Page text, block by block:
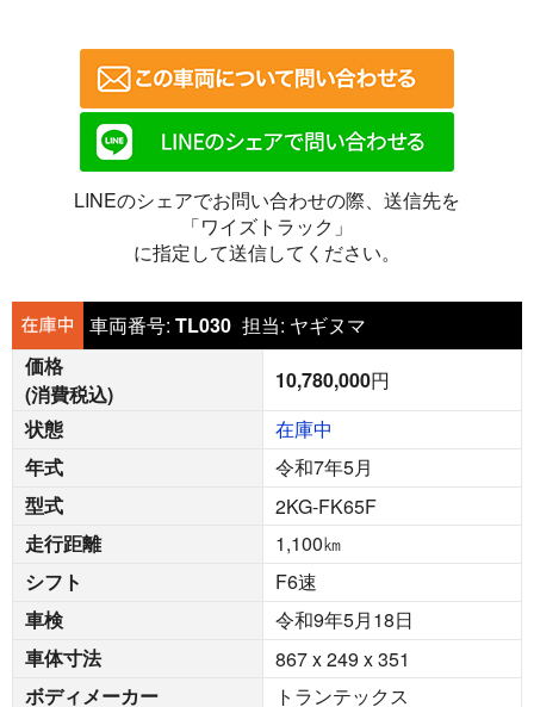
LINEのシェアでお問い合わせの際、送信先を
「ワイズトラック」
に指定して送信してください。
車両番号: TL030 担当: ヤギヌマ
価格
(消費税込)
10,780,000円
状態
在庫中
年式
令和7年5月
型式
2KG-FK65F
走行距離
1,100㎞
シフト
F6速
車検
令和9年5月18日
車体寸法
867 x 249 x 351
ボディメーカー
トランテックス